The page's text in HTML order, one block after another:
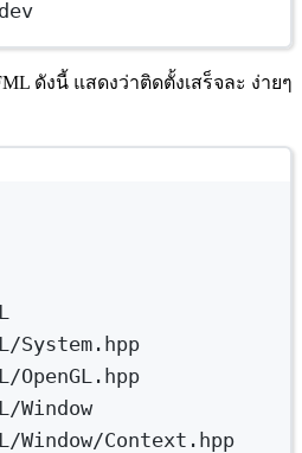
ดังนี้ แสดงว่าติดตั้งเสร็จละ ง่ายๆ
System.hpp
Window
Window/Context.hpp